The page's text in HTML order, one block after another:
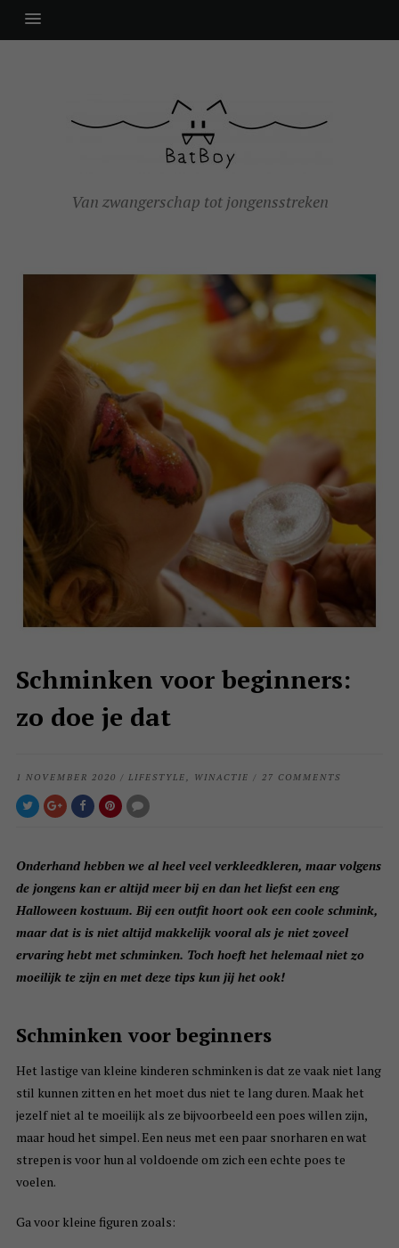
Van zwangerschap tot jongensstreken
Schminken voor beginners:
zo doe je dat
1 NOVEMBER 2020 / LIFESTYLE, WINACTIE / 27 COMMENTS
Onderhand hebben we al heel veel verkleedkleren, maar volgens
de jongens kan er altijd meer bij en dan het liefst een eng
Halloween kostuum. Bij een outfit hoort ook een coole schmink,
maar dat is is niet altijd makkelijk vooral als je niet zoveel
ervaring hebt met schminken. Toch hoeft het helemaal niet zo
moeilijk te zijn en met deze tips kun jij het ook!
Schminken voor beginners
Het lastige van kleine kinderen schminken is dat ze vaak niet lang
stil kunnen zitten en het moet dus niet te lang duren. Maak het
jezelf niet al te moeilijk als ze bijvoorbeeld een poes willen zijn,
maar houd het simpel. Een neus met een paar snorharen en wat
strepen is voor hun al voldoende om zich een echte poes te
voelen.
Ga voor kleine figuren zoals: